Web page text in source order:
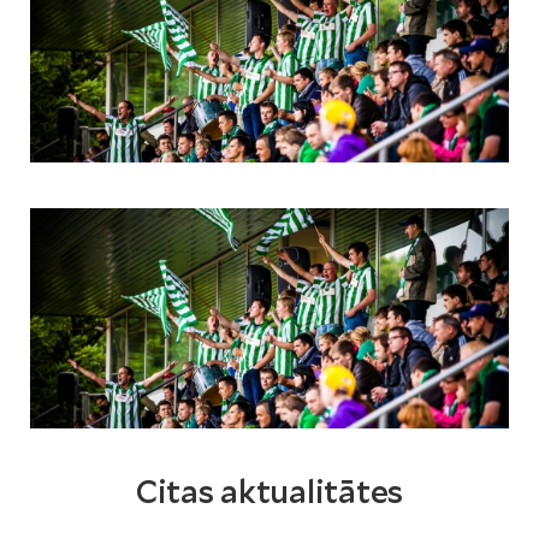
Citas aktualitātes